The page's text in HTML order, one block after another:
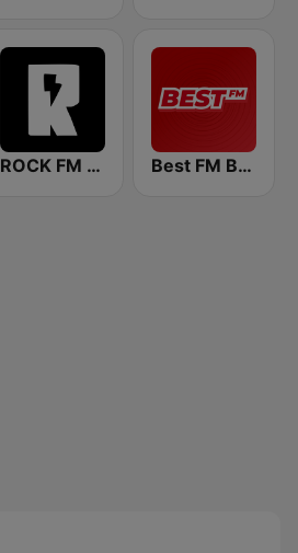
ROCK FM 103.9 Best FM Budapest